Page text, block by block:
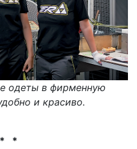
одеты в фирменную
и красиво.
*